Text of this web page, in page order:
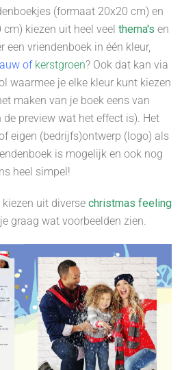
(formaat 20x20 cm) en
kiezen uit heel veel thema's en
een vriendenboek in één kleur,
of kerstgroen? Ook dat kan via
waarmee je elke kleur kunt kiezen
maken van je boek eens van
preview wat het effect is). Het
eigen (bedrijfs)ontwerp (logo) als
is mogelijk en ook nog
heel simpel!
uit diverse christmas feeling
graag wat voorbeelden zien.